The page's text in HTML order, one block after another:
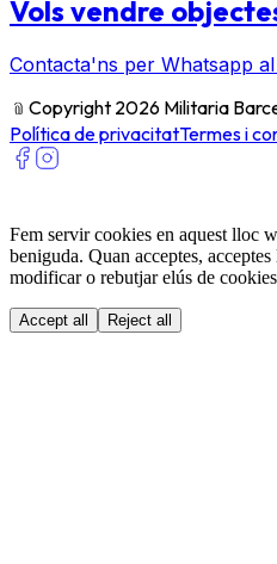
Vols vendre
Contacta'ns per Whatsapp
﹫ Copyright 2026 Militaria
Política de privacitatTermes i
Fem servir cookies en aquest lloc
beniguda. Quan acceptes,
modificar o rebutjar elús de
Accept all Reject all